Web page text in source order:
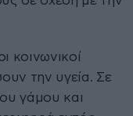
κοινωνικοί
την υγεία. Σε
γάμου και